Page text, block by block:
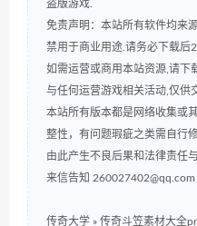
盗版游戏.
免责声明：本站所有软件均来
禁用于商业用途.请务必下载后
如需运营或商用本站资源,请下
与任何运营游戏相关活动,仅供
本站所有版本都是网络收集或
整性，有问题瑕疵之类需自行
由此产生不良后果和法律责任
来信告知 260027402@qq.com
传奇大学 » 传奇斗笠素材大全